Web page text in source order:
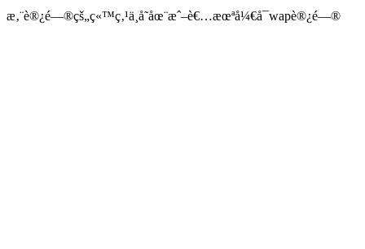
æ‚¨è®¿é—®çš„ç«™ç‚¹ä¸å­˜åœ¨æˆ–è€…æœªå¼€å¯wapè®¿é—®